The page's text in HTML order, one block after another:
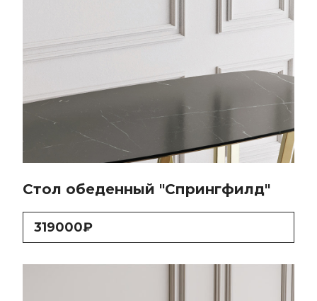
Стол обеденный "Спрингфилд"
319000₽